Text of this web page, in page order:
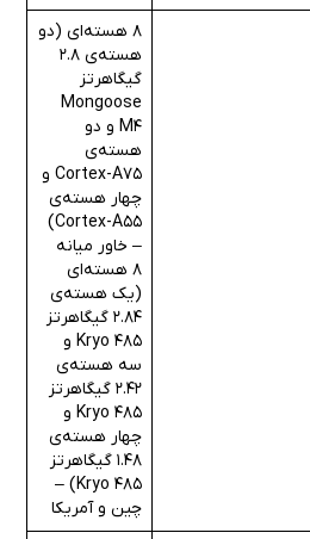
8 هسته‌ای (دو
هسته‌ی 2.8
گیگاهرتز
Mongoose
M4 و دو
هسته‌ی
Cortex-A75 و
چهار هسته‌ی
Cortex-A55)
– خاور میانه
8 هسته‌ای
(یک هسته‌ی
2.84 گیگاهرتز
Kryo 485 و
سه هسته‌ی
2.42 گیگاهرتز
Kryo 485 و
چهار هسته‌ی
1.48 گیگاهرتز
Kryo 485) –
چین و آمریکا